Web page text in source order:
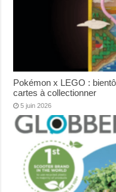
Pokémon x LEGO :
cartes à collectionner
5 juin 2026